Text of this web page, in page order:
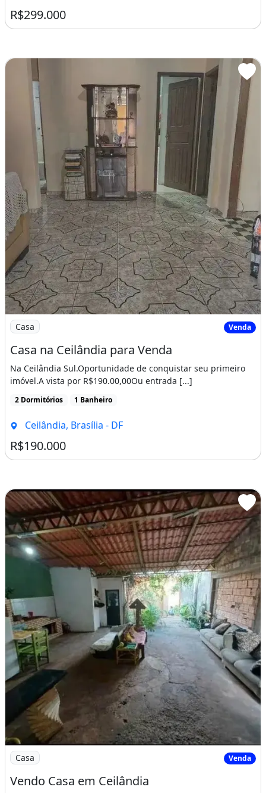
R$299.000
Imagem: Casa na Ceilândia para Venda
Casa Venda
Casa na Ceilândia para Venda
Na Ceilândia Sul.Oportunidade de conquistar seu primeiro
imóvel.A vista por R$190.00,00Ou entrada [...]
2 Dormitórios 1 Banheiro
Ceilândia, Brasília - DF
R$190.000
Imagem: Vendo Casa em Ceilândia
Casa Venda
Vendo Casa em Ceilândia